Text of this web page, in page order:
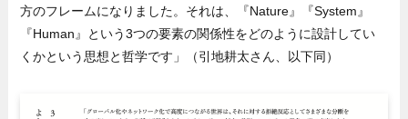
方のフレームになりました。それは、『Nature』『System』
『Human』という3つの要素の関係性をどのように設計してい
くかという思想と哲学です」（引地耕太さん、以下同）